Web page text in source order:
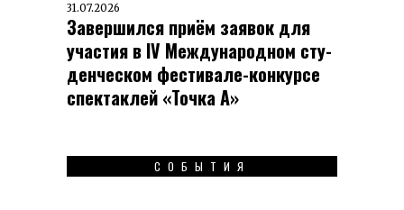
31.07.2026
Завершился приём заявок для
участия в IV Меж­ду­на­род­ном сту­
ден­чес­ком фес­ти­вале-кон­кур­се
спек­таклей «Точка А»
СОБЫТИЯ